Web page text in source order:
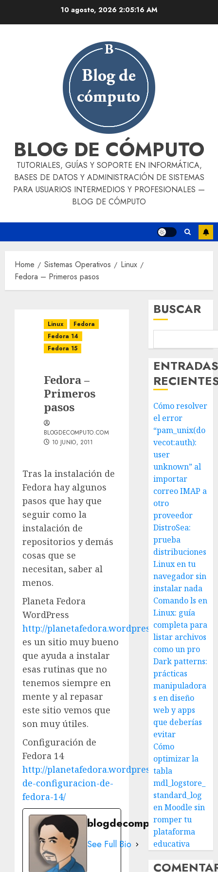
10 agosto, 20262:05:17 AM
BLOG DE CÓMPUTO
TUTORIALES, GUÍAS Y SOPORTE EN INFORMÁTICA,
BASES DE DATOS Y ADMINISTRACIÓN DE SISTEMAS
PARA USUARIOS INTERMEDIOS Y PROFESIONALES —
BLOG DE CÓMPUTO
Home Sistemas Operativos
Linux
Fedora – Primeros pasos
Linux
Fedora
Fedora 14
Fedora 15
Fedora –
Primeros
pasos
BLOGDECOMPUTO.COM
10 JUNIO, 2011
Tras la instalación de
Fedora hay algunos
pasos que hay que
seguir como la
instalación de
repositorios y demás
cosas que se
necesitan, saber al
menos.
Planeta Fedora
WordPress
http://planetafedora.wordpress.com/
es un sitio muy bueno
que ayuda a instalar
esas rutinas que no
tenemos siempre en
mente y al repasar
este sitio vemos que
son muy útiles.
Configuración de
Fedora 14
http://planetafedora.wordpress.com/guia-
de-configuracion-de-
fedora-14/
blogdecomputo.com
See Full Bio
BUSCAR
Cómo resolver
el error
“pam_unix(do
vecot:auth):
user
unknown” al
importar
correo IMAP a
otro
proveedor
DistroSea:
prueba
distribuciones
Linux en tu
navegador sin
instalar nada
Comando ls en
Linux: guía
completa para
listar archivos
como un pro
Dark patterns:
prácticas
manipuladora
s en diseño
web y apps
que deberías
evitar
Cómo
optimizar la
tabla
mdl_logstore_
standard_log
en Moodle sin
romper tu
plataforma
educativa